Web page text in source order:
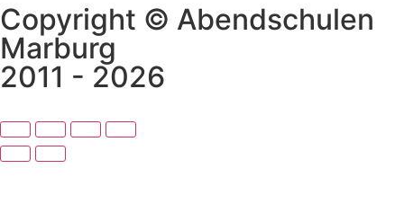
Copyright © Abendschulen
Marburg
2011 - 2026